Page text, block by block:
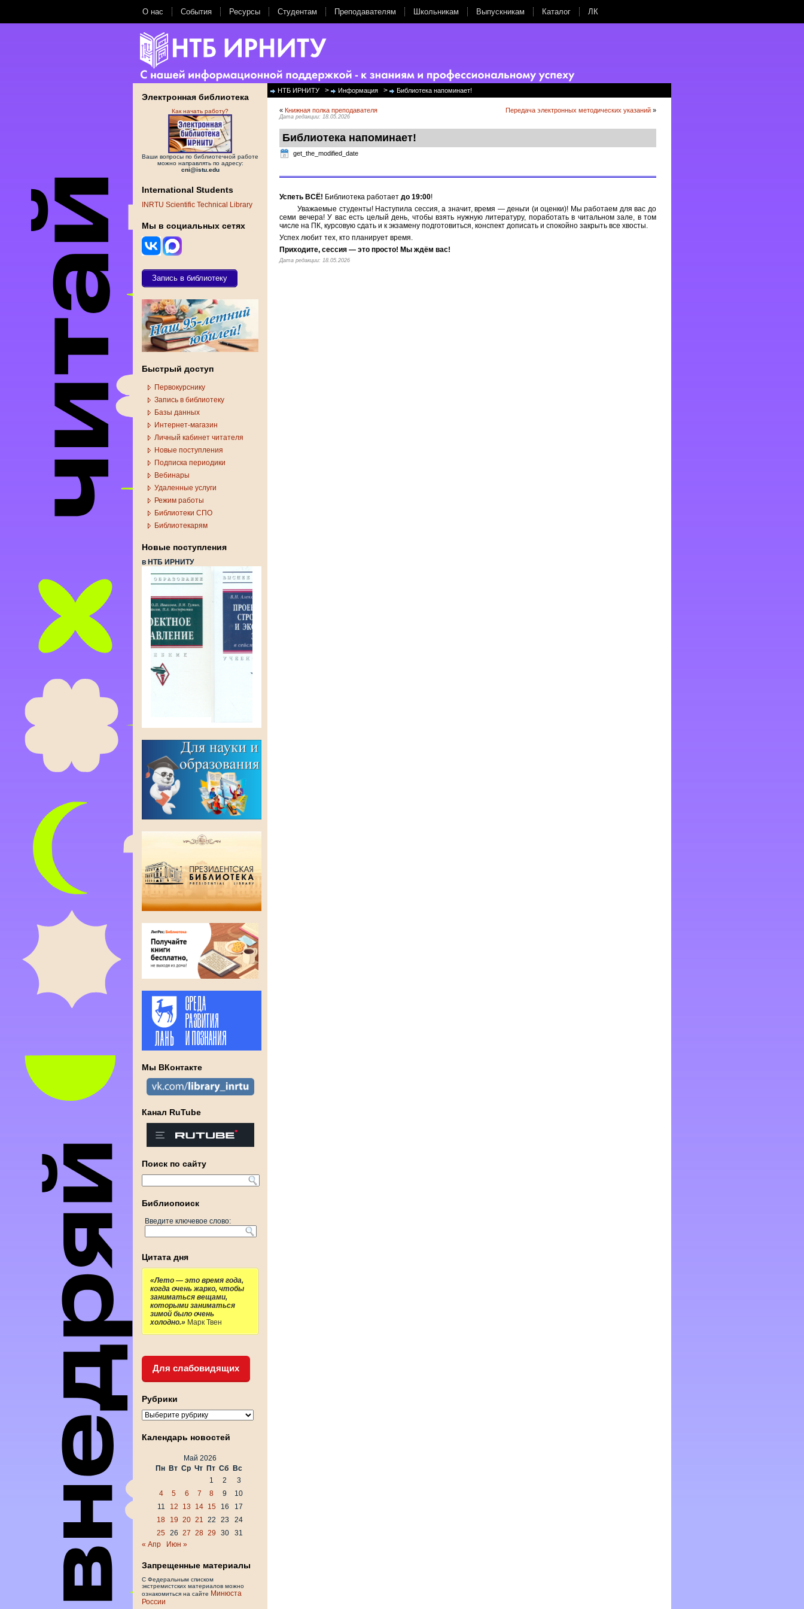
О нас События Ресурсы Студентам Преподавателям Школьникам Выпускникам Каталог ЛК
Электронная библиотека
Как начать работу?
Ваши вопросы по библиотечной работе
можно направлять по адресу:
cni@istu.edu
International Students
INRTU Scientific Technical Library
Мы в социальных сетях
Запись в библиотеку
Быстрый доступ
Первокурснику
Запись в библиотеку
Базы данных
Интернет-магазин
Личный кабинет читателя
Новые поступления
Подписка периодики
Вебинары
Удаленные услуги
Режим работы
Библиотеки СПО
Библиотекарям
Новые поступления
в НТБ ИРНИТУ
Мы ВКонтакте
Канал RuTube
Поиск по сайту
Библиопоиск
Введите ключевое слово:
Цитата дня
«Лето — это время года,
когда очень жарко, чтобы
заниматься вещами,
которыми заниматься
зимой было очень
холодно.» Марк Твен
Для слабовидящих
Рубрики
Рубрики
Календарь новостей
Май 2026
Пн Вт Ср Чт Пт Сб
Вс
1
2
3
4
5 6 7 8 9
10
11
12 13 14 15 16
17
18
19 20 21 22 23
24
25
26 27 28 29 30
31
« Апр
Июн »
Запрещенные материалы
С Федеральным списком
экстремистских материалов можно
ознакомиться на сайте Минюста
России
НТБ ИРНИТУ > Информация > Библиотека напоминает!
« Книжная полка преподавателя Передача электронных методических указаний »
Дата редакции: 18.05.2026
Библиотека напоминает!
get_the_modified_date
Успеть ВСЁ! Библиотека работает до 19:00!
Уважаемые студенты! Наступила сессия, а значит, время — деньги (и оценки)! Мы работаем для вас до
семи вечера! У вас есть целый день, чтобы взять нужную литературу, поработать в читальном зале, в том
числе на ПК, курсовую сдать и к экзамену подготовиться, конспект дописать и спокойно закрыть все хвосты.
Успех любит тех, кто планирует время.
Приходите, сессия — это просто! Мы ждём вас!
Дата редакции: 18.05.2026